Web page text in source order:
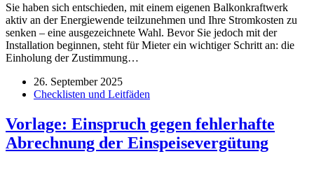
Sie haben sich entschieden, mit einem eigenen Balkonkraftwerk
aktiv an der Energiewende teilzunehmen und Ihre Stromkosten zu
senken – eine ausgezeichnete Wahl. Bevor Sie jedoch mit der
Installation beginnen, steht für Mieter ein wichtiger Schritt an: die
Einholung der Zustimmung…
26. September 2025
Checklisten und Leitfäden
Vorlage: Einspruch gegen fehlerhafte
Abrechnung der Einspeisevergütung